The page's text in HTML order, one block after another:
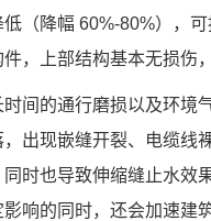
（降幅 60%-80%），
，上部结构基本无损伤
间的通行磨损以及环境
出现嵌缝开裂、电缆线
时也导致伸缩缝止水效
响的同时，还会加速建